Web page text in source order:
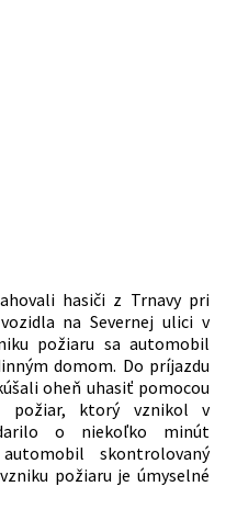
hasiči z Trnavy pri
na Severnej ulici v
požiaru sa automobil
domom. Do príjazdu
oheň uhasiť pomocou
požiar, ktorý vznikol v
o niekoľko minút
skontrolovaný
požiaru je úmyselné